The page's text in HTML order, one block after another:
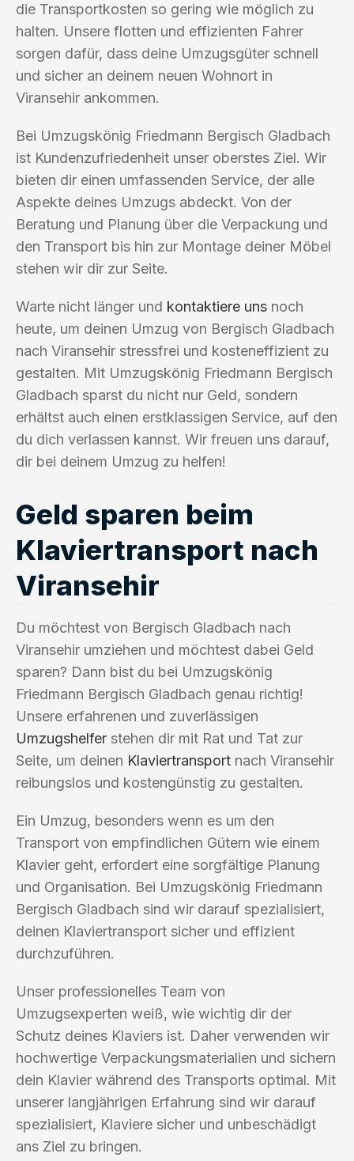
die Transportkosten so gering wie möglich zu
halten. Unsere flotten und effizienten Fahrer
sorgen dafür, dass deine Umzugsgüter schnell
und sicher an deinem neuen Wohnort in
Viransehir ankommen.
Bei Umzugskönig Friedmann Bergisch Gladbach
ist Kundenzufriedenheit unser oberstes Ziel. Wir
bieten dir einen umfassenden Service, der alle
Aspekte deines Umzugs abdeckt. Von der
Beratung und Planung über die Verpackung und
den Transport bis hin zur Montage deiner Möbel
stehen wir dir zur Seite.
Warte nicht länger und kontaktiere uns noch
heute, um deinen Umzug von Bergisch Gladbach
nach Viransehir stressfrei und kosteneffizient zu
gestalten. Mit Umzugskönig Friedmann Bergisch
Gladbach sparst du nicht nur Geld, sondern
erhältst auch einen erstklassigen Service, auf den
du dich verlassen kannst. Wir freuen uns darauf,
dir bei deinem Umzug zu helfen!
Geld sparen beim
Klaviertransport nach
Viransehir
Du möchtest von Bergisch Gladbach nach
Viransehir umziehen und möchtest dabei Geld
sparen? Dann bist du bei Umzugskönig
Friedmann Bergisch Gladbach genau richtig!
Unsere erfahrenen und zuverlässigen
Umzugshelfer stehen dir mit Rat und Tat zur
Seite, um deinen Klaviertransport nach Viransehir
reibungslos und kostengünstig zu gestalten.
Ein Umzug, besonders wenn es um den
Transport von empfindlichen Gütern wie einem
Klavier geht, erfordert eine sorgfältige Planung
und Organisation. Bei Umzugskönig Friedmann
Bergisch Gladbach sind wir darauf spezialisiert,
deinen Klaviertransport sicher und effizient
durchzuführen.
Unser professionelles Team von
Umzugsexperten weiß, wie wichtig dir der
Schutz deines Klaviers ist. Daher verwenden wir
hochwertige Verpackungsmaterialien und sichern
dein Klavier während des Transports optimal. Mit
unserer langjährigen Erfahrung sind wir darauf
spezialisiert, Klaviere sicher und unbeschädigt
ans Ziel zu bringen.